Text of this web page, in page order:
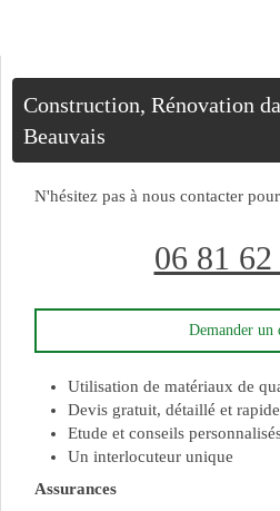
Construction, Rénovation
Beauvais
N'hésitez pas à nous contacter
06 81
Demander un
Utilisation de matériaux de
Devis gratuit, détaillé et rapide
Etude et conseils
Un interlocuteur unique
Assurances